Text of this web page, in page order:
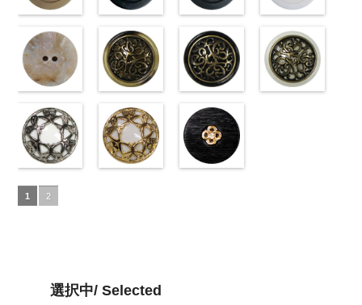
直径23mm／
18mm
4000
ン直径23mm
径18mm
4000
ン直径23mm
径18mm
4000
沢ラウンド
23mm／小ボ
タン直径
18mm 4000
http://www.anys.co.jp/wp-
01.jpg
10029319-01
ホワイト 光
沢ラウンド
23mm／小ボ
タン直径
18mm 4000
http://www.anys.co.jp/wp-
09.jpg
10055476-09
ブラック 光
沢クロス 大
23mm／小ボ
タン直径
18mm 4000
http://www.anys.co.jp/wp-
01.jpg
10055476-01
ホワイト 光
沢クロス 大
23mm／小ボ
タン直径
18mm 4000
http://
01.jpg
10059633-01
ホワイト 光
沢ドット 大
ュ(10039314-
42/SN)
http://www.anys.co.jp/wp-
content/uploads/2013/04/10039314-
10039314-42
ベージュ マ
ット 大ボタ
ン直径23mm
径18mm
4000
ク(10039314-
09/SN)
http://www.anys.co.jp/wp-
content/uploads/2013/04/10039314-
10039314-09
ブラック マ
ット 大ボタ
ン直径23mm
(10039314-
06/SN)
http://www.anys.co.jp/wp-
content/uploads/2013/04/10039314-
10039314-06
グレー マッ
ト 大ボタン
直径23mm／
ト(10039314-
01/SN)
http://
content/uploads/
ュ(10029386-
42/SN)
http://www.anys.co.jp/wp-
content/uploads/2013/04/10029386-
10029386-42
ベージュ
(VC9771-
43/SN)
http://www.anys.co.jp/wp-
content/uploads/2013/04/vc9771-
(VC9771-
09/SN)
http://www.anys.co.jp/wp-
content/uploads/2013/04/vc9771-
(KVM4525-
N/SN)
シルバー 蝶
大ボタン
ゴールド
柄 大ボタン
1 2
選択中/ Selected